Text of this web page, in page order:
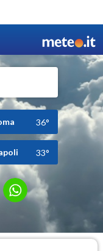
36°
33°